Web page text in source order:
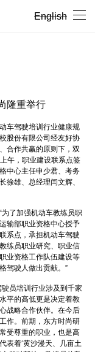
English
隆重举行
车驾驶培训行业健康规
股份有限公司经友好协
合作共赢的原则下，双
午，职业建设联系点签
中心主任申少君、考务
徐雄、总经理闫文辉、
了加强机动车教练员职
输部职业资格中心授予
系点，承担机动车驾驶
练员职业研究、职业信
业资格工作队伍建设等
驾驶人做出贡献。”
员培训行业涉及到千家
平的高低更是决定着教
战略合作伙伴。在今后
作。前期，东方时尚研
受尊重的职业，也是高
表着‘黄沙漫天、几亩土